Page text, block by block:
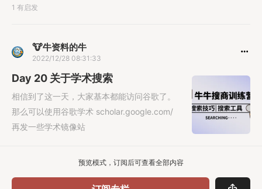
1 有启发
🐮牛资料的牛
2022/12/28 08:31:33
Day 20 关于学术搜索
相信到了这一天，大家基本都能访问谷歌了。
那么可以使用谷歌学术 scholar.google.com/
再发一些学术镜像站
预览模式，订阅后可查看全部内容